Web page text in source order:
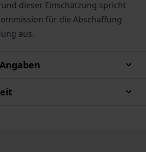
dieser Einschätzung spricht
für die Abschaffung
aus.